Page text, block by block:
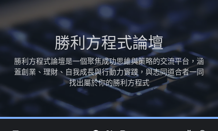
Skip
content
勝利方程式論壇
勝利方程式論壇是一個聚焦成功思維與策略的交流平台，涵
蓋創業、理財、自我成長與行動力實踐，與志同道合者一同
找出屬於你的勝利方程式